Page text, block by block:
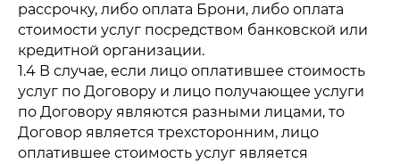
рассрочку, либо оплата Брони, либо оплата
стоимости услуг посредством банковской или
кредитной организации.
1.4 В случае, если лицо оплатившее стоимость
услуг по Договору и лицо получающее услуги
по Договору являются разными лицами, то
Договор является трехсторонним, лицо
оплатившее стоимость услуг является